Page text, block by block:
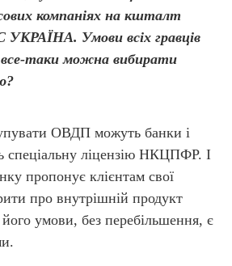
компаніях на кшталт
Умови всіх гравців
все-таки можна вибирати
ОВДП можуть банки і
спеціальну ліцензію НКЦПФР. І
пропонує клієнтам свої
про внутрішній продукт
умови, без перебільшення, є